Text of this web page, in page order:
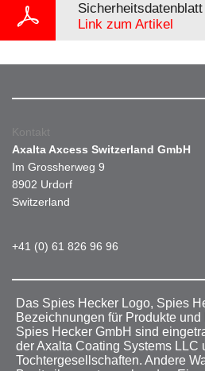
Sicherheitsdatenblatt
Link zum Artikel
Kontakt
Axalta Axcess Switzerland GmbH
Im Grossherweg 9
8902 Urdorf
Switzerland
+41 (0) 61 826 96 96
Das Spies Hecker Logo, Spies
Bezeichnungen für Produkte
Spies Hecker GmbH sind
der Axalta Coating Systems LLC
Tochtergesellschaften. Andere